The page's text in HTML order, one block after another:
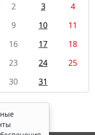
2 3
4
9 10
11
16 17
18
23 24
25
30 31